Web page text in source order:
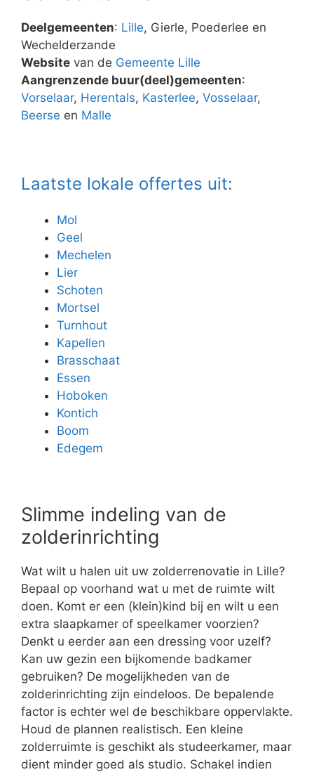
Deelgemeenten: Lille, Gierle, Poederlee en
Wechelderzande
Website van de Gemeente Lille
Aangrenzende buur(deel)gemeenten:
Vorselaar, Herentals, Kasterlee, Vosselaar,
Beerse en Malle
Laatste lokale offertes uit:
Mol
Geel
Mechelen
Lier
Schoten
Mortsel
Turnhout
Kapellen
Brasschaat
Essen
Hoboken
Kontich
Boom
Edegem
Slimme indeling van de
zolderinrichting
Wat wilt u halen uit uw zolderrenovatie in Lille?
Bepaal op voorhand wat u met de ruimte wilt
doen. Komt er een (klein)kind bij en wilt u een
extra slaapkamer of speelkamer voorzien?
Denkt u eerder aan een dressing voor uzelf?
Kan uw gezin een bijkomende badkamer
gebruiken? De mogelijkheden van de
zolderinrichting zijn eindeloos. De bepalende
factor is echter wel de beschikbare oppervlakte.
Houd de plannen realistisch. Een kleine
zolderruimte is geschikt als studeerkamer, maar
dient minder goed als studio. Schakel indien